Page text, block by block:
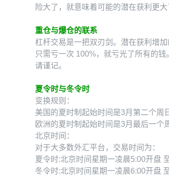
险大了，就意味着可能的潜在获利更
重仓与爆仓的联系
杠杆交易是一把双刃剑。潜在获利增
只需亏一次 100%，就亏光了所有的
请谨记。
夏令时与冬令时
变换规则：
美国的夏时制起始时间是3月第二个周
欧洲的夏时制起始时间是3月最后一个
北京时间：
对于大多数外汇平台，交易时间为：
夏令时:北京时间星期一凌晨5:00开盘
冬令时:北京时间星期一凌晨6:00开盘